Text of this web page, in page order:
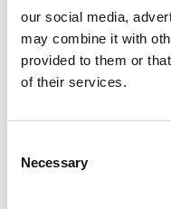
our social media,
may combine it with
provided to them or
of their services.
Selection
Necessary
LIGHT SOURCE